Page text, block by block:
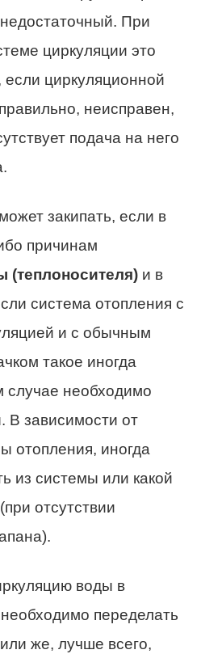
При
циркуляции это
циркуляционной
неисправен,
подача на него
закипать, если в
причинам
(теплоносителя) и в
система отопления с
и с обычным
такое иногда
случае необходимо
В зависимости от
отопления, иногда
из системы или какой
отсутствии
воды в
переделать
же, лучше всего,